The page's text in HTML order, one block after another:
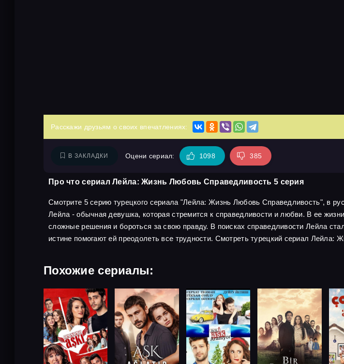
Расскажи друзьям о своих впечатлениях:
В ЗАКЛАДКИ Оцени сериал: 1098 385
Про что сериал Лейла: Жизнь Любовь Справедливость 5 серия
Смотрите 5 серию турецкого сериала "Лейла: Жизнь Любовь Справедливость", в
Лейла - обычная девушка, которая стремится к справедливости и любви. В ее
сложные решения и бороться за свою правду. В поисках справедливости Лейла
истине помогают ей преодолеть все трудности. Смотреть турецкий сериал Лейла:
Похожие сериалы: